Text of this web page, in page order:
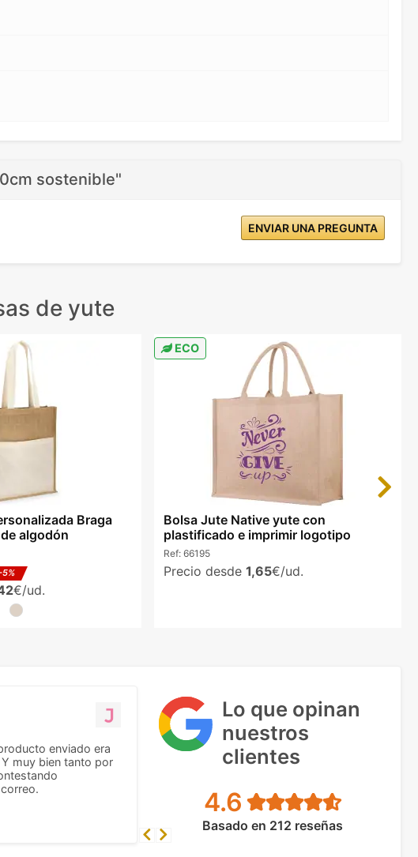
sostenible"
ENVIAR UNA PREGUNTA
de yute
Braga
algodón
-5%
€/ud.
ECO
Bolsa Jute Native yute con
plastificado e imprimir logotipo
Ref: 66195
Precio desde 1,65€/ud.
Next
Lo que opinan
nuestros
clientes
4.6
Basado en 212 reseñas
enviado era
muy bien tanto por
Previous
Next